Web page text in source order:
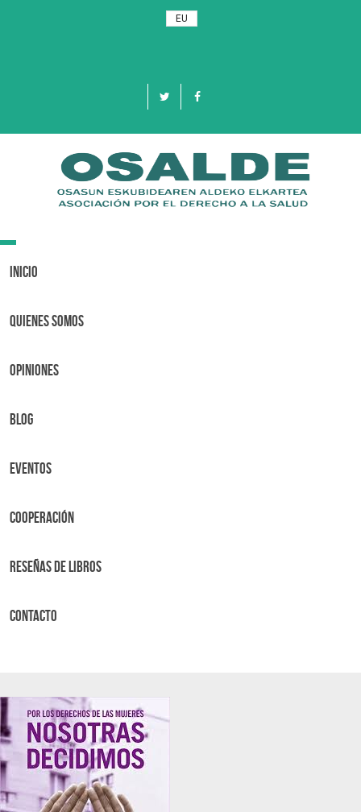
EU
Toggle
Inicio
Quienes Somos
OPINIONES
BLOG
Eventos
Cooperación
Reseñas de libros
Contacto